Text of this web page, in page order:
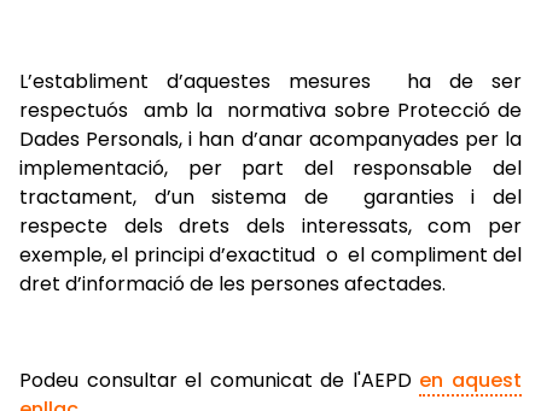
L’establiment d’aquestes mesures ha de ser
respectuós amb la normativa sobre Protecció de
Dades Personals, i han d’anar acompanyades per la
implementació, per part del responsable del
tractament, d’un sistema de garanties i del
respecte dels drets dels interessats, com per
exemple, el principi d’exactitud o el compliment del
dret d’informació de les persones afectades.
Podeu consultar el comunicat de l'AEPD en aquest